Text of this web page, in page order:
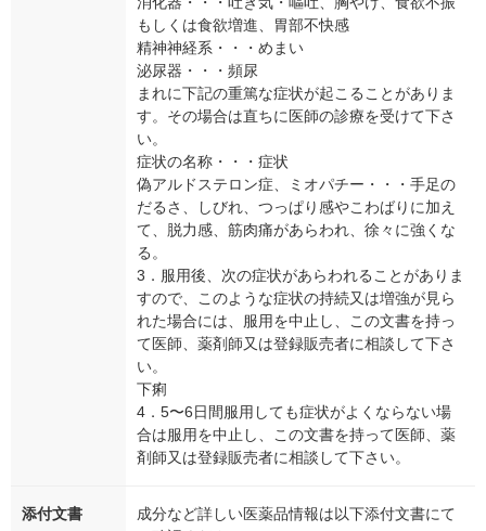
もしくは食欲増進、胃部不快感
精神神経系・・・めまい
泌尿器・・・頻尿
まれに下記の重篤な症状が起こることがありま
す。その場合は直ちに医師の診療を受けて下さ
い。
症状の名称・・・症状
偽アルドステロン症、ミオパチー・・・手足の
だるさ、しびれ、つっぱり感やこわばりに加え
て、脱力感、筋肉痛があらわれ、徐々に強くな
る。
3．服用後、次の症状があらわれることがありま
すので、このような症状の持続又は増強が見ら
れた場合には、服用を中止し、この文書を持っ
て医師、薬剤師又は登録販売者に相談して下さ
い。
下痢
4．5〜6日間服用しても症状がよくならない場
合は服用を中止し、この文書を持って医師、薬
剤師又は登録販売者に相談して下さい。
添付文書
成分など詳しい医薬品情報は以下添付文書にて